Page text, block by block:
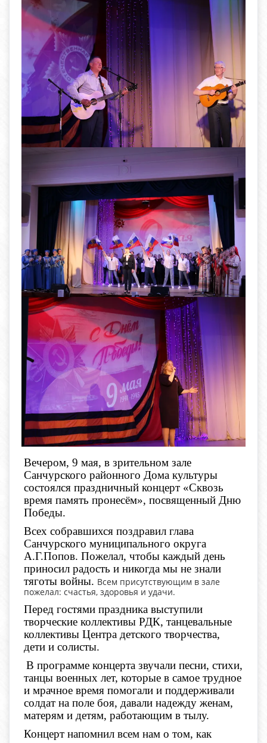
Вечером, 9 мая, в зрительном зале
Санчурского районного Дома культуры
состоялся праздничный концерт «Сквозь
время память пронесём», посвященный Дню
Победы.
Всех собравшихся поздравил глава
Санчурского муниципального округа
А.Г.Попов. Пожелал, чтобы каждый день
приносил радость и никогда мы не знали
тяготы войны. Всем присутствующим в зале
пожелал: счастья, здоровья и удачи.
Перед гостями праздника выступили
творческие коллективы РДК, танцевальные
коллективы Центра детского творчества,
дети и солисты.
В программе концерта звучали песни, стихи,
танцы военных лет, которые в самое трудное
и мрачное время помогали и поддерживали
солдат на поле боя, давали надежду женам,
матерям и детям, работающим в тылу.
Концерт напомнил всем нам о том, как